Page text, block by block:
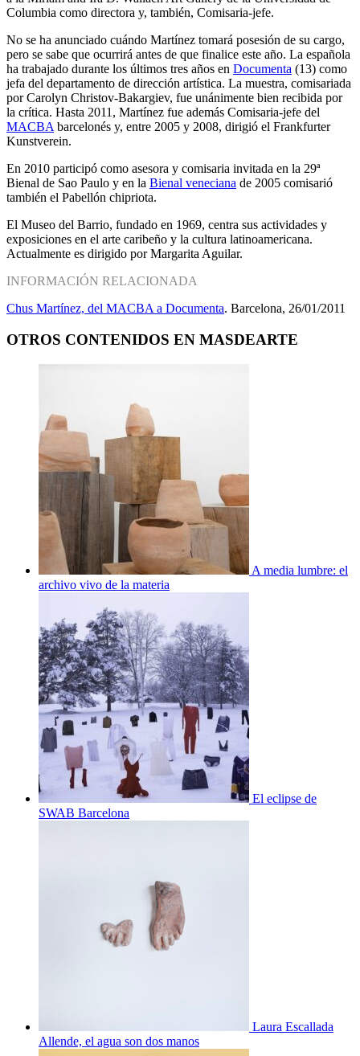
Columbia como directora y, también, Comisaria-jefe.
No se ha anunciado cuándo Martínez tomará posesión de su cargo,
pero se sabe que ocurrirá antes de que finalice este año. La española
ha trabajado durante los últimos tres años en Documenta (13) como
jefa del departamento de dirección artística. La muestra, comisariada
por Carolyn Christov-Bakargiev, fue unánimente bien recibida por
la crítica. Hasta 2011, Martínez fue además Comisaria-jefe del
MACBAbarcelonés y, entre 2005 y 2008, dirigió el Frankfurter
Kunstverein.
En 2010 participó como asesora y comisaria invitada en la 29ª
Bienal de Sao Paulo y en la Bienal veneciana de 2005 comisarió
también el Pabellón chipriota.
El Museo del Barrio, fundado en 1969, centra sus actividades y
exposiciones en el arte caribeño y la cultura latinoamericana.
Actualmente es dirigido por Margarita Aguilar.
INFORMACIÓN RELACIONADA
Chus Martínez, del MACBA a Documenta. Barcelona, 26/01/2011
OTROS CONTENIDOS EN MASDEARTE
A media lumbre: el
archivo vivo de la materia
El eclipse de
SWAB Barcelona
Laura Escallada
Allende, el agua son dos manos